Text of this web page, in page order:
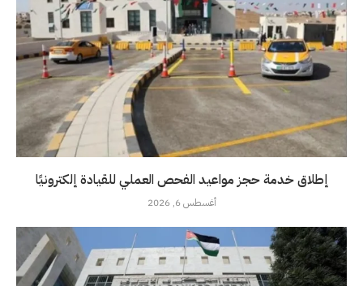
إطلاق خدمة حجز مواعيد الفحص العملي للقيادة إلكترونيًا
أغسطس 6, 2026